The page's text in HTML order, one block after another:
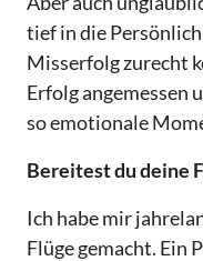
tief in die
Misserfolg zurecht
Erfolg angemessen
so emotionale
Bereitest du deine
Ich habe mir
Flüge gemacht. Ein